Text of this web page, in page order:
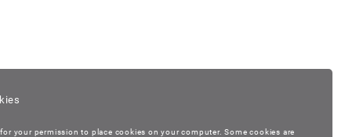
your permission to place cookies on your computer. Some cookies are